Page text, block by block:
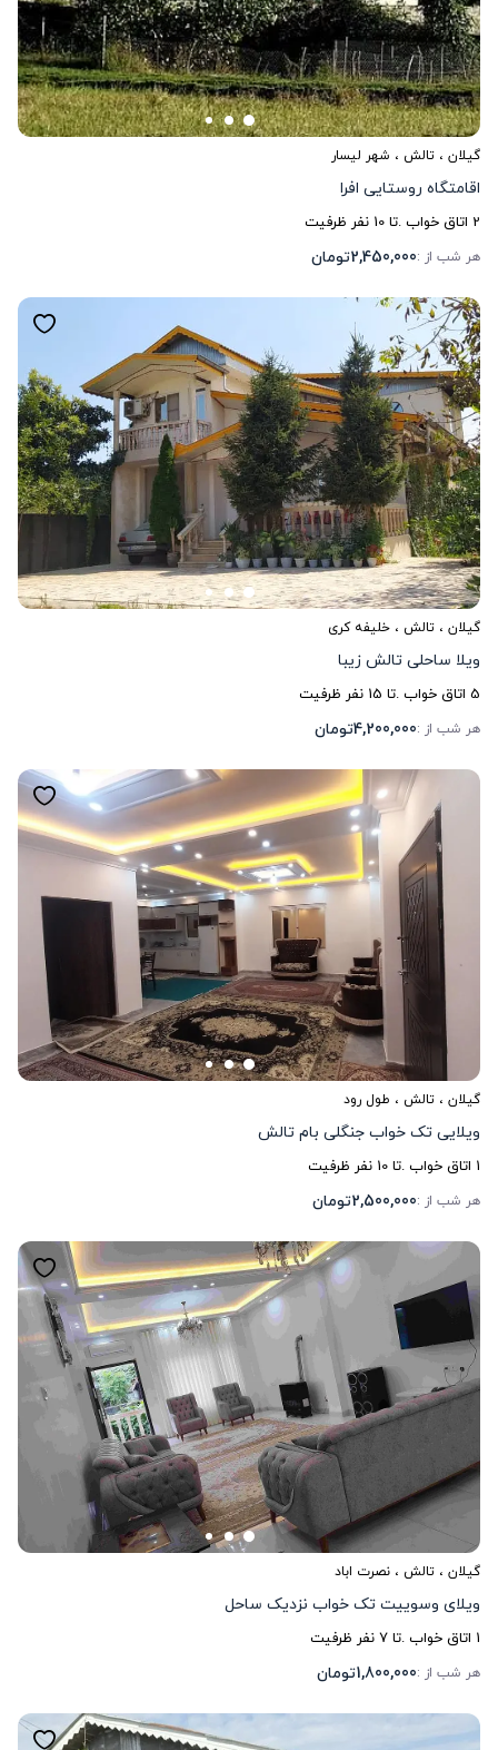
گیلان ، تالش ، شهر لیسار
اقامتگاه روستایی افرا
2 اتاق خواب .تا10 نفر ظرفیت
هر شب از :2,450,000تومان
گیلان ، تالش ، خلیفه کری
ویلا ساحلی تالش زیبا
5 اتاق خواب .تا 15 نفر ظرفیت
هر شب از :4,200,000تومان
گیلان ، تالش ، طول رود
ویلایی تک خواب جنگلی بام تالش
1 اتاق خواب .تا10 نفر ظرفیت
هر شب از :2,500,000تومان
گیلان ، تالش ، نصرت اباد
ویلای وسوییت تک خواب نزدیک ساحل
1 اتاق خواب .تا7نفر ظرفیت
هر شب از :1,800,000تومان